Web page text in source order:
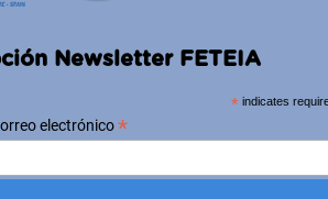
Newsletter FETEIA
* indicates
electrónico*